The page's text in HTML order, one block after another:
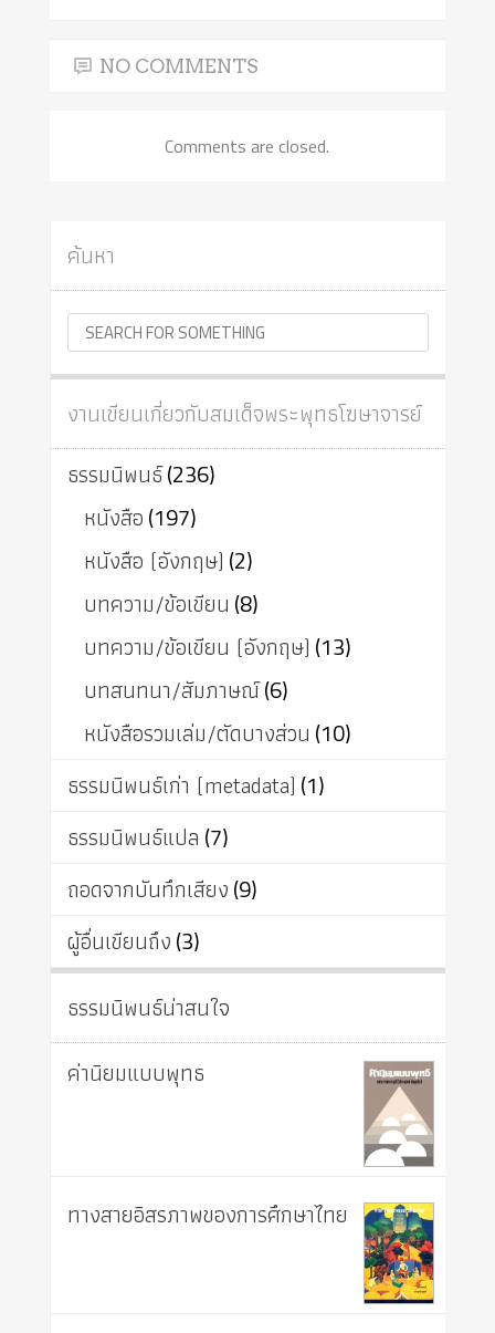
NO COMMENTS
Comments are closed.
ค้นหา
งานเขียนเกี่ยวกับสมเด็จพระพุทธโฆษาจารย์
ธรรมนิพนธ์(236)
หนังสือ(197)
หนังสือ (อังกฤษ) (2)
บทความ/ข้อเขียน (8)
บทความ/ข้อเขียน (อังกฤษ) (13)
บทสนทนา/สัมภาษณ์(6)
หนังสือรวมเล่ม/ตัดบางส่วน (10)
ธรรมนิพนธ์เก่า (metadata) (1)
ธรรมนิพนธ์แปล (7)
ถอดจากบันทึกเสียง(9)
ผู้อื่นเขียนถึง(3)
ธรรมนิพนธ์น่าสนใจ
ค่านิยมแบบพุทธ
ทางสายอิสรภาพของการศึกษาไทย